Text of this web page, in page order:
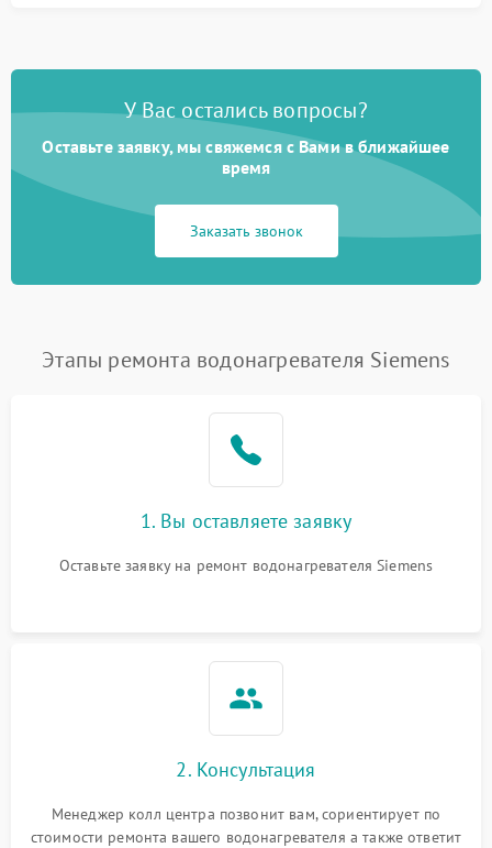
У Вас остались вопросы?
Оставьте заявку, мы свяжемся с Вами в ближайшее
время
Заказать звонок
Этапы ремонта водонагревателя Siemens
1. Вы оставляете заявку
Оставьте заявку на ремонт водонагревателя Siemens
2. Консультация
Менеджер колл центра позвонит вам, сориентирует по
стоимости ремонта вашего водонагревателя а также ответит